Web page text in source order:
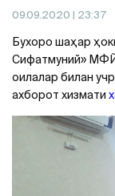
09.09.2020 | 23:37
Бухоро шаҳар
Сифатмуний»
оилалар билан
ахборот хизмати